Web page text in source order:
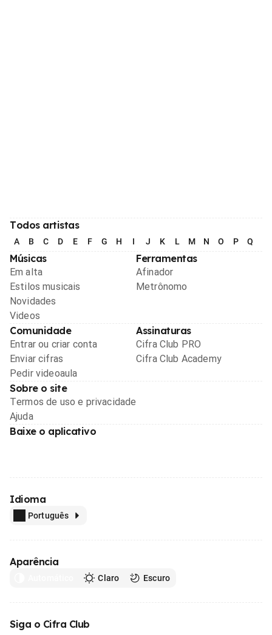
Todos artistas
A B C D E F G H I J K L M N O P Q
Músicas
Em alta
Estilos musicais
Novidades
Videos
Ferramentas
Afinador
Metrônomo
Comunidade
Entrar ou criar conta
Enviar cifras
Pedir videoaula
Assinaturas
Cifra Club PRO
Cifra Club Academy
Sobre o site
Termos de uso e privacidade
Ajuda
Baixe o aplicativo
Idioma
Português
Aparência
Claro Escuro
Siga o Cifra Club